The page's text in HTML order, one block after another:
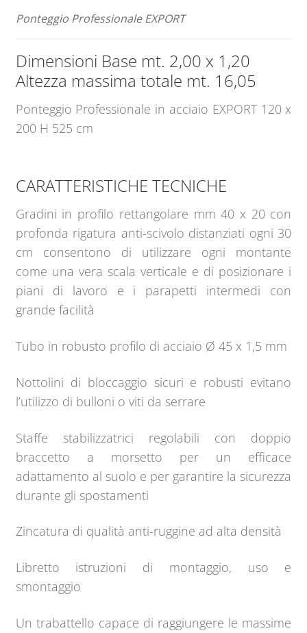
Ponteggio Professionale EXPORT
Dimensioni Base mt. 2,00 x 1,20
Altezza massima totale mt. 16,05
Ponteggio Professionale in acciaio EXPORT 120 x
200 H 525 cm
CARATTERISTICHE TECNICHE
Gradini in profilo rettangolare mm 40 x 20 con
profonda rigatura anti-scivolo distanziati ogni 30
cm consentono di utilizzare ogni montante
come una vera scala verticale e di posizionare i
piani di lavoro e i parapetti intermedi con
grande facilità
Tubo in robusto profilo di acciaio Ø 45 x 1,5 mm
Nottolini di bloccaggio sicuri e robusti evitano
l’utilizzo di bulloni o viti da serrare
Staffe stabilizzatrici regolabili con doppio
braccetto a morsetto per un efficace
adattamento al suolo e per garantire la sicurezza
durante gli spostamenti
Zincatura di qualità anti-ruggine ad alta densità
Libretto istruzioni di montaggio, uso e
smontaggio
Un trabattello capace di raggiungere le massime